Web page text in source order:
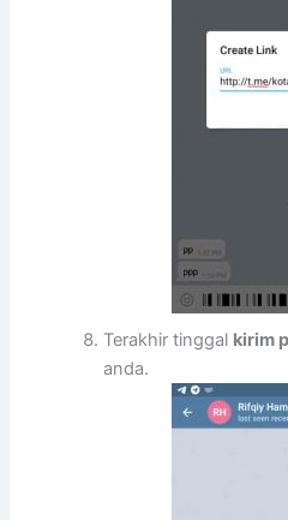
Terakhir tinggal kirim
anda.